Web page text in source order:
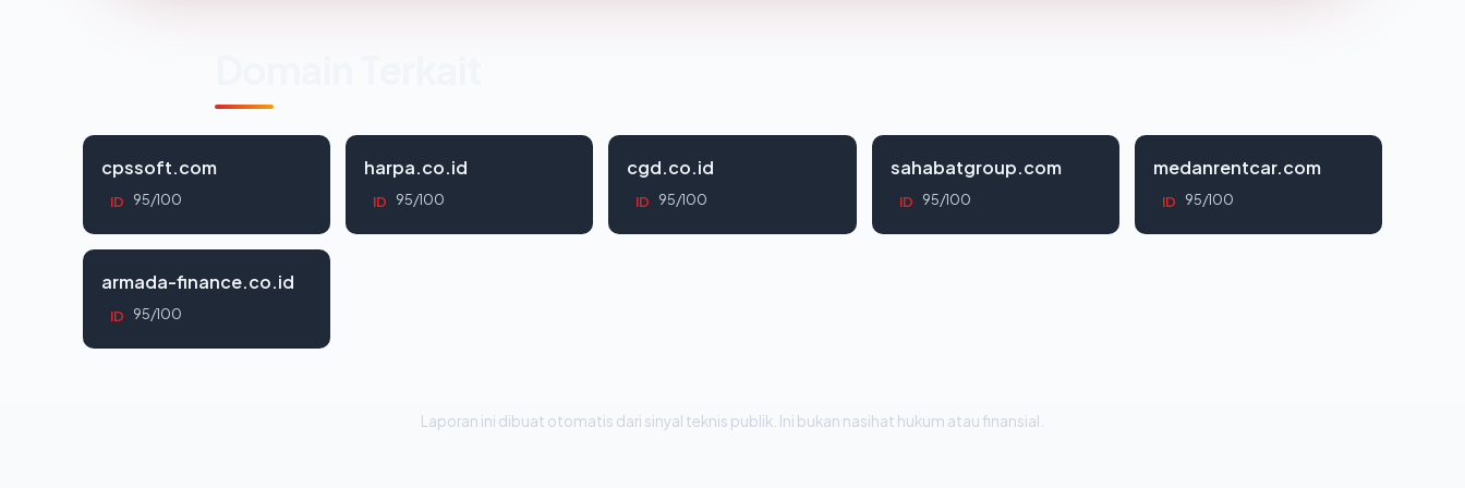
cpssoft.com
ID 95/100
harpa.co.id
ID 95/100
cgd.co.id
ID 95/100
sahabatgroup.com
ID 95/100
medanrentcar.com
ID 95/100
armada-finance.co.id
ID 95/100
Laporan ini dibuat otomatis dari sinyal teknis publik. Ini bukan nasihat hukum atau finansial.